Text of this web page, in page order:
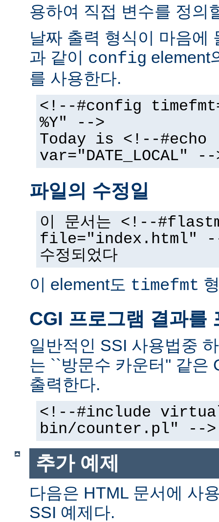
용하여 직접 변수를 정의
날짜 출력 형식이 마음에
과 같이 config element
를 사용한다.
<!--#config
%Y" -->
Today is <!--#echo
var="DATE_LOCAL" --
파일의 수정일
이 문서는 <!--
file="index.html" --
수정되었다
이 element도 timefmt
CGI 프로그램 결과를
일반적인 SSI 사용법중
는 ``방문수 카운터'' 같은
출력한다.
<!--#include
bin/counter.pl" -->
추가 예제
다음은 HTML 문서에 사
SSI 예제다.